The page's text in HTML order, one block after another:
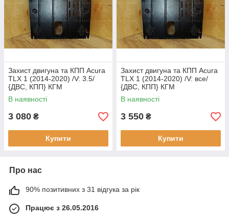
Захист двигуна та КПП Acura
TLX 1 (2014-2020) /V: 3.5/
{ДВС, КПП} КГМ
В наявності
3 080 ₴
Купити
Захист двигуна та КПП Acura
TLX 1 (2014-2020) /V: все/
{ДВС, КПП} КГМ
В наявності
3 550 ₴
Купити
Про нас
90% позитивних з 31 відгука за рік
Працює з 26.05.2016